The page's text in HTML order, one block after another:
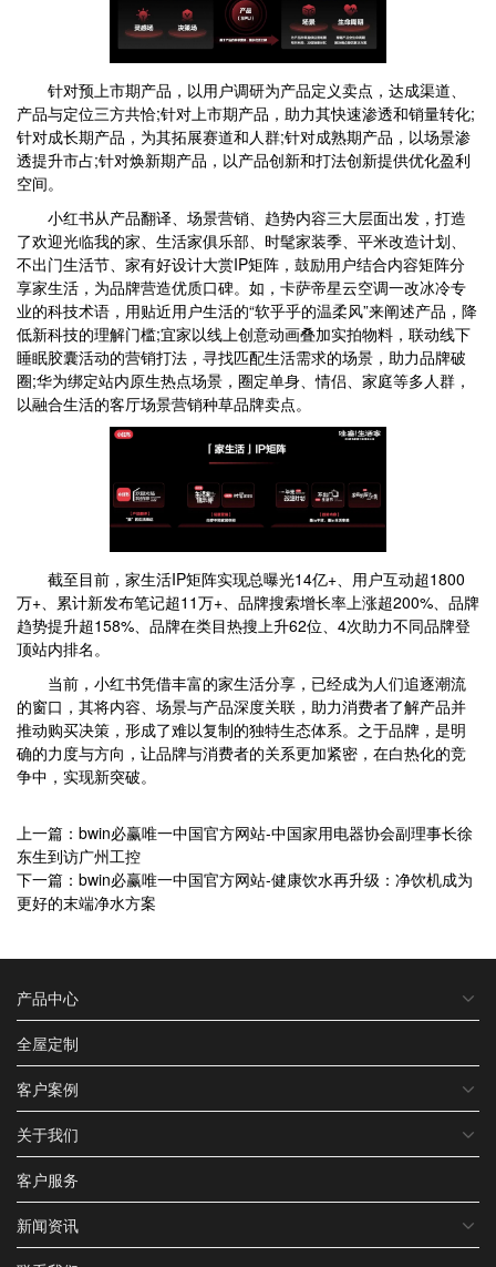
针对预上市期产品，以用户调研为产品定义卖点，达成渠道、
产品与定位三方共恰;针对上市期产品，助力其快速渗透和销量转化;
针对成长期产品，为其拓展赛道和人群;针对成熟期产品，以场景渗
透提升市占;针对焕新期产品，以产品创新和打法创新提供优化盈利
空间。
小红书从产品翻译、场景营销、趋势内容三大层面出发，打造
了欢迎光临我的家、生活家俱乐部、时髦家装季、平米改造计划、
不出门生活节、家有好设计大赏IP矩阵，鼓励用户结合内容矩阵分
享家生活，为品牌营造优质口碑。如，卡萨帝星云空调一改冰冷专
业的科技术语，用贴近用户生活的“软乎乎的温柔风”来阐述产品，降
低新科技的理解门槛;宜家以线上创意动画叠加实拍物料，联动线下
睡眠胶囊活动的营销打法，寻找匹配生活需求的场景，助力品牌破
圈;华为绑定站内原生热点场景，圈定单身、情侣、家庭等多人群，
以融合生活的客厅场景营销种草品牌卖点。
截至目前，家生活IP矩阵实现总曝光14亿+、用户互动超1800
万+、累计新发布笔记超11万+、品牌搜索增长率上涨超200%、品牌
趋势提升超158%、品牌在类目热搜上升62位、4次助力不同品牌登
顶站内排名。
当前，小红书凭借丰富的家生活分享，已经成为人们追逐潮流
的窗口，其将内容、场景与产品深度关联，助力消费者了解产品并
推动购买决策，形成了难以复制的独特生态体系。之于品牌，是明
确的力度与方向，让品牌与消费者的关系更加紧密，在白热化的竞
争中，实现新突破。
上一篇：bwin必赢唯一中国官方网站-中国家用电器协会副理事长徐
东生到访广州工控
下一篇：bwin必赢唯一中国官方网站-健康饮水再升级：净饮机成为
更好的末端净水方案
产品中心
全屋定制
客户案例
关于我们
客户服务
新闻资讯